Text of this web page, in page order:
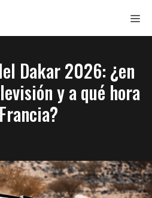
Dakar 2026: ¿en
y a qué hora